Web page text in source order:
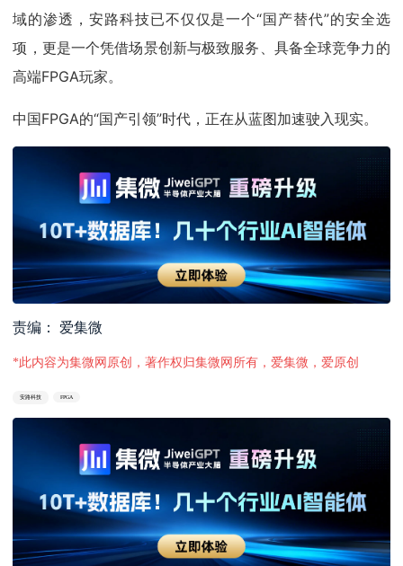
域的渗透，安路科技已不仅仅是一个“国产替代”的安全选
项，更是一个凭借场景创新与极致服务、具备全球竞争力的
高端FPGA玩家。
中国FPGA的“国产引领”时代，正在从蓝图加速驶入现实。
责编： 爱集微
*此内容为集微网原创，著作权归集微网所有，爱集微，爱原创
安路科技 FPGA